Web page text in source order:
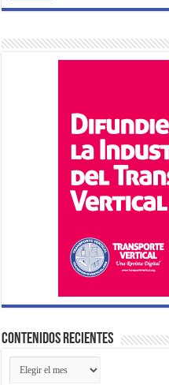
Contenidos Recientes
Contenidos
Recientes